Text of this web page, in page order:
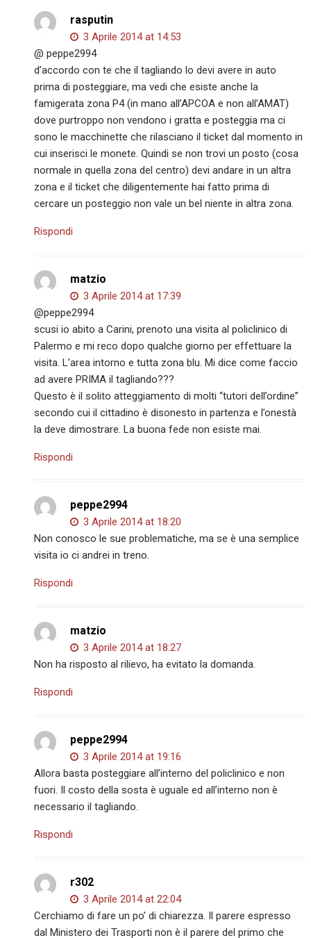
rasputin
3 Aprile 2014 at 14:53
@ peppe2994
d’accordo con te che il tagliando lo devi avere in auto
prima di posteggiare, ma vedi che esiste anche la
famigerata zona P4 (in mano all’APCOA e non all’AMAT)
dove purtroppo non vendono i gratta e posteggia ma ci
sono le macchinette che rilasciano il ticket dal momento in
cui inserisci le monete. Quindi se non trovi un posto (cosa
normale in quella zona del centro) devi andare in un altra
zona e il ticket che diligentemente hai fatto prima di
cercare un posteggio non vale un bel niente in altra zona.
Rispondi
matzio
3 Aprile 2014 at 17:39
@peppe2994
scusi io abito a Carini, prenoto una visita al policlinico di
Palermo e mi reco dopo qualche giorno per effettuare la
visita. L’area intorno e tutta zona blu. Mi dice come faccio
ad avere PRIMA il tagliando???
Questo è il solito atteggiamento di molti “tutori dell’ordine”
secondo cui il cittadino è disonesto in partenza e l’onestà
la deve dimostrare. La buona fede non esiste mai.
Rispondi
peppe2994
3 Aprile 2014 at 18:20
Non conosco le sue problematiche, ma se è una semplice
visita io ci andrei in treno.
Rispondi
matzio
3 Aprile 2014 at 18:27
Non ha risposto al rilievo, ha evitato la domanda.
Rispondi
peppe2994
3 Aprile 2014 at 19:16
Allora basta posteggiare all’interno del policlinico e non
fuori. Il costo della sosta è uguale ed all’interno non è
necessario il tagliando.
Rispondi
r302
3 Aprile 2014 at 22:04
Cerchiamo di fare un po’ di chiarezza. Il parere espresso
dal Ministero dei Trasporti non è il parere del primo che